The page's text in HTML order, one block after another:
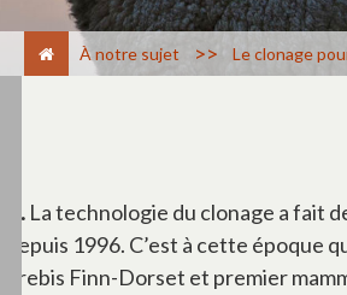
À notre sujet > Le clonage
R. La technologie du clonage a fait
depuis 1996. C’est à cette époque
brebis Finn-Dorset et premier